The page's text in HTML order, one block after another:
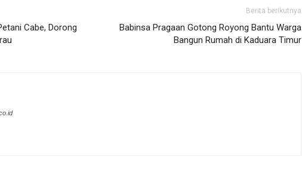
Cabe, Dorong
Berita berikutnya
Babinsa Pragaan Gotong Royong Bantu Warga
Bangun Rumah di Kaduara Timur